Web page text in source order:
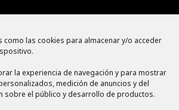
las cookies para almacenar y/o acceder
la experiencia de navegación y para mostrar
medición de anuncios y del
sobre el público y desarrollo de productos.